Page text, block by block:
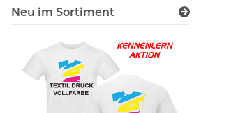
Neu im Sortiment